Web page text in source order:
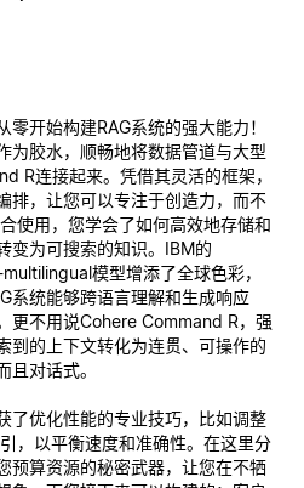
开始构建RAG系统的强大能力！
为胶水，顺畅地将数据管道与大型
R连接起来。凭借其灵活的框架，
排，让您可以专注于创造力，而不
使用，您学会了如何高效地存储和
变为可搜索的知识。IBM的
模型增添了全球色彩，
系统能够跨语言理解和生成响应
不用说Cohere Command R，强
到的上下文转化为连贯、可操作的
且对话式。
优化性能的专业技巧，比如调整
，以平衡速度和准确性。在这里分
预算资源的秘密武器，让您在不牺